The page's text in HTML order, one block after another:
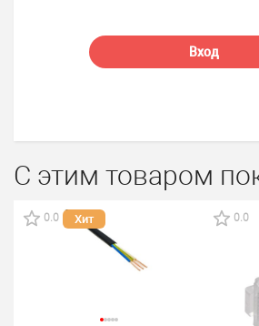
Вход
С этим товаром
0.0 Хит 0.0